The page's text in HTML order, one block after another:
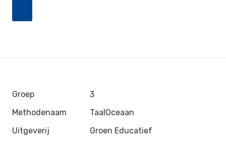
Groep
3
Methodenaam
TaalOceaan
Uitgeverij
Groen Educatief